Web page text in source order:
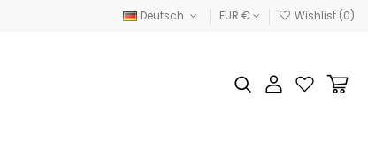
Deutsch EUR € Wishlist (0)